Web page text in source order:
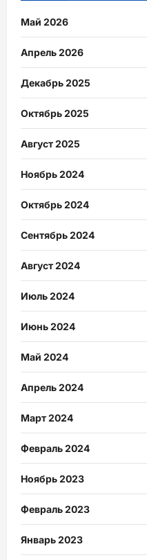
Май 2026
Апрель 2026
Декабрь 2025
Октябрь 2025
Август 2025
Ноябрь 2024
Октябрь 2024
Сентябрь 2024
Август 2024
Июль 2024
Июнь 2024
Май 2024
Апрель 2024
Март 2024
Февраль 2024
Ноябрь 2023
Февраль 2023
Январь 2023